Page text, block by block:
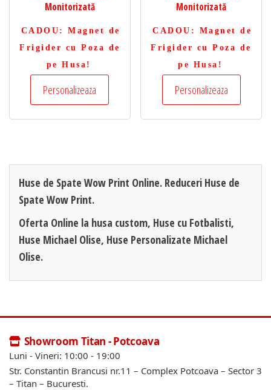
Monitorizată
CADOU : Magnet de
Frigider cu Poza de
pe Husa!
Personalizeaza
Monitorizată
CADOU : Magnet de
Frigider cu Poza de
pe Husa!
Personalizeaza
Huse de Spate Wow Print Online. Reduceri Huse de
Spate Wow Print.
Oferta Online la husa custom, Huse cu Fotbalisti,
Huse Michael Olise, Huse Personalizate Michael
Olise.
Showroom Titan - Potcoava
Luni - Vineri: 10:00 - 19:00
Str. Constantin Brancusi nr.11 – Complex Potcoava – Sector 3
– Titan – Bucuresti.